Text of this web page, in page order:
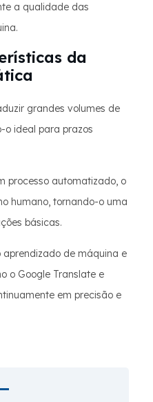
a qualidade das
da
grandes volumes de
o ideal para prazos
processo automatizado, o
humano, tornando-o uma
básicas.
aprendizado de máquina e
o Google Translate e
em precisão e